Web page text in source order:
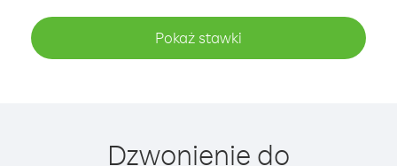
Pokaż stawki
Dzwonienie do